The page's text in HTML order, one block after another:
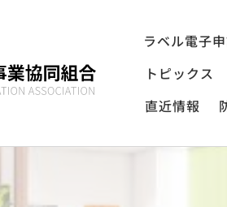
ラベル電子
トピックス
直近情報